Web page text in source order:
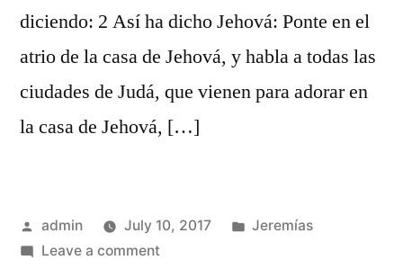
diciendo: 2 Así ha dicho Jehová: Ponte en el
atrio de la casa de Jehová, y habla a todas las
ciudades de Judá, que vienen para adorar en
la casa de Jehová, […]
Posted
by
admin July 10, 2017
Posted
Jeremías
Leave a commenton